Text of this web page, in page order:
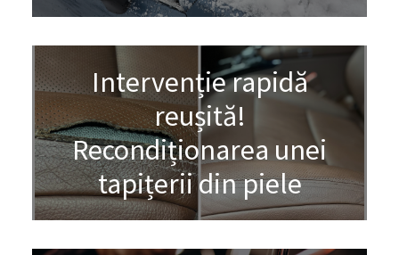
Intervenție rapidă
reușită!
Recondiționarea unei
tapițerii din piele